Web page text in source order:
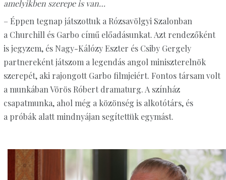
amelyikben szerepe is van…
– Éppen tegnap játszottuk a Rózsavölgyi Szalonban
a Churchill és Garbo című előadásunkat. Azt rendezőként
is jegyzem, és Nagy-Kálózy Eszter és Csiby Gergely
partnereként játszom a legendás angol miniszterelnök
szerepét, aki rajongott Garbo filmjeiért. Fontos társam volt
a munkában Vörös Róbert dramaturg. A színház
csapatmunka, ahol még a közönség is alkotótárs, és
a próbák alatt mindnyájan segítettük egymást.